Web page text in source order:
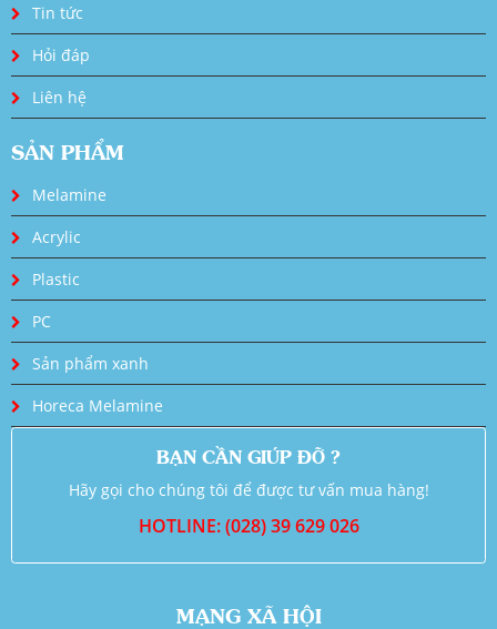
Tin tức
Hỏi đáp
Liên hệ
SẢN PHẨM
Melamine
Acrylic
Plastic
PC
Sản phẩm xanh
Horeca Melamine
BẠN CẦN GIÚP ĐỠ ?
Hãy gọi cho chúng tôi để được tư vấn mua hàng!
HOTLINE: (028) 39 629 026
MẠNG XÃ HỘI